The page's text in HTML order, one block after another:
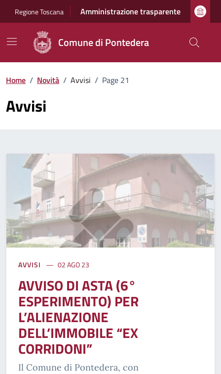
Regione Toscana Amministrazione trasparente
Comune di Pontedera
Home / Novità / Avvisi / Page 21
Avvisi
AVVISI 02 AGO 23
AVVISO DI ASTA (6°
ESPERIMENTO) PER
L’ALIENAZIONE
DELL’IMMOBILE “EX
CORRIDONI”
Il Comune di Pontedera, con